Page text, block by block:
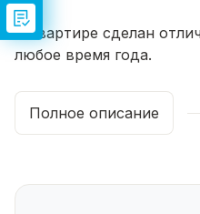
В квартире сделан
любое время года.
Санузел совмещенный,
приложение в телефоне.
Полное описание